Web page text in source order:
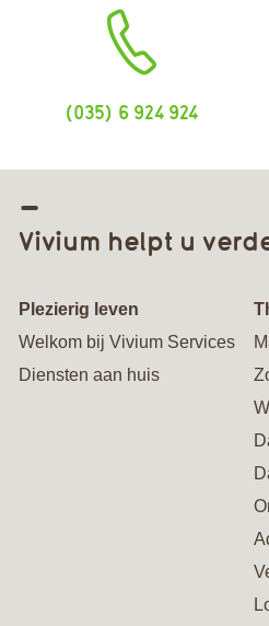
(035) 6 924 924
Vivium helpt u
Plezierig leven
Welkom bij Vivium Services
Diensten aan huis